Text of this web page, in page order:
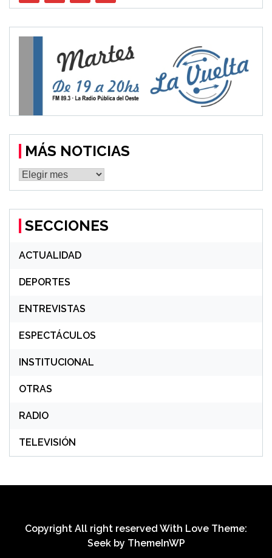
MÁS NOTICIAS
MÁS
NOTICIAS
SECCIONES
ACTUALIDAD
DEPORTES
ENTREVISTAS
ESPECTÁCULOS
INSTITUCIONAL
OTRAS
RADIO
TELEVISIÓN
Copyright All right reserved With Love Theme:
Seek by ThemeInWP